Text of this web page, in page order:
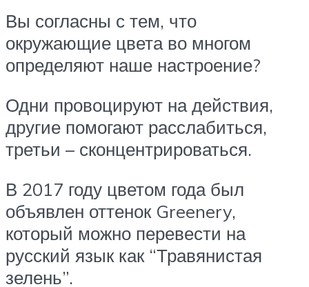
Вы согласны с тем, что
окружающие цвета во многом
определяют наше настроение?
Одни провоцируют на действия,
другие помогают расслабиться,
третьи – сконцентрироваться.
В 2017 году цветом года был
объявлен оттенок Greenery,
который можно перевести на
русский язык как “Травянистая
зелень”.